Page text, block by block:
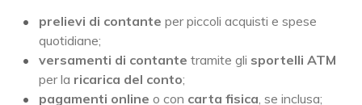
prelievi di contante per piccoli acquisti e spese
quotidiane;
versamenti di contante tramite gli sportelli ATM
per la ricarica del conto;
pagamenti online o con carta fisica, se inclusa;